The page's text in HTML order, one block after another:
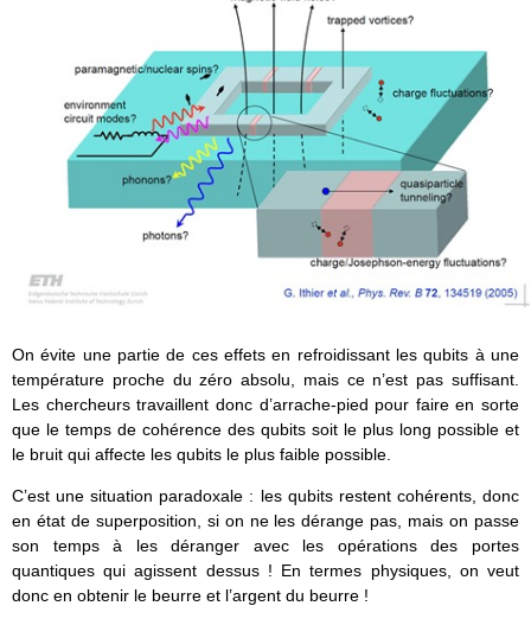
On évite une partie de ces effets en refroidissant les qubits à une
température proche du zéro absolu, mais ce n’est pas suffisant.
Les chercheurs travaillent donc d’arrache-pied pour faire en sorte
que le temps de cohérence des qubits soit le plus long possible et
le bruit qui affecte les qubits le plus faible possible.
C’est une situation paradoxale : les qubits restent cohérents, donc
en état de superposition, si on ne les dérange pas, mais on passe
son temps à les déranger avec les opérations des portes
quantiques qui agissent dessus ! En termes physiques, on veut
donc en obtenir le beurre et l’argent du beurre !